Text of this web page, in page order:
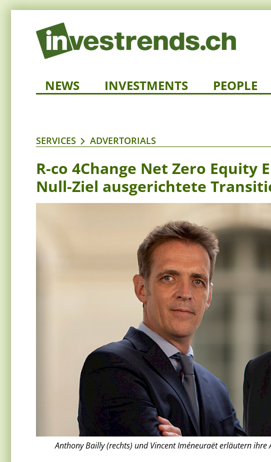
NEWS INVESTMENTS PEOPLE
SERVICES ADVERTORIALS
R-co 4Change Net Zero Equity
Null-Ziel ausgerichtete
Anthony Bailly (rechts) und Vincent Iméneuraët erläutern ihre